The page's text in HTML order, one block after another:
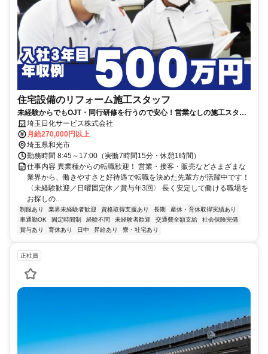
住宅設備のリフォーム施工スタッフ
未経験からでもOJT・同行研修を行うので安心！営業なしの施工スタッ
フ／賞与年3回／報奨金制度有
埼玉日化サービス株式会社
月給270,000円以上
埼玉県和光市
勤務時間 8:45～17:00（実働7時間15分・休憩1時間）
仕事内容 異業種からの転職歓迎！ 営業・接客・販売などさまざまな
業界から、働きやすさと好待遇で転職を決めた先輩方が活躍中です！
〈未経験歓迎／日曜固定休／賞与年3回〉 長く安定して働ける職場を
お探しの...
制服あり 業界未経験者歓迎 資格取得支援あり 長期
産休・育休取得実績あり
車通勤OK
固定時間制 経験不問 未経験者歓迎 交通費全額支給
社会保険完備
賞与あり
育休あり 日中 昇給あり 寮・社宅あり
正社員